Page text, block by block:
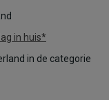
in huis*
in de categorie